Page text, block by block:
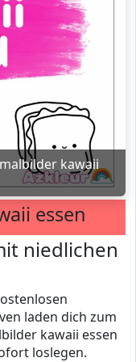
kawaii
essen
niedlichen
laden dich zum
kawaii essen
loslegen.